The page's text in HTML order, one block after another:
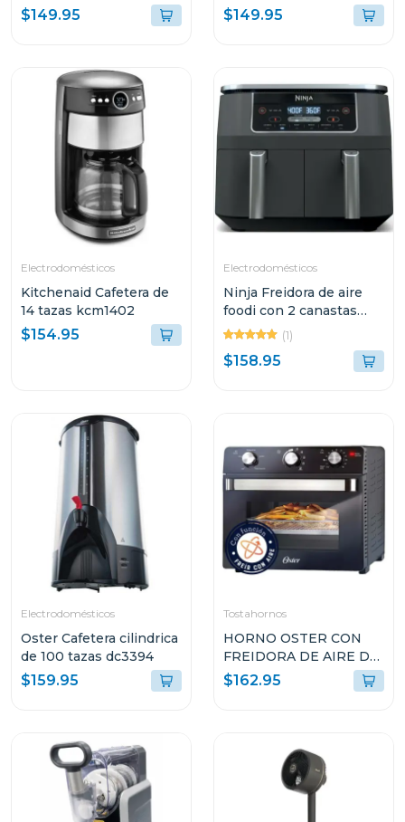
DE COLOR AZUL CON
RECIPIENTE DE
$149.95 $149.95
Electrodomésticos
Kitchenaid Cafetera de
14 tazas kcm1402
$154.95
Electrodomésticos
Ninja Freidora de aire
foodi con 2 canastas
dual zone(1)
$158.95
Electrodomésticos
Oster Cafetera cilindrica
de 100 tazas dc3394
$159.95
Tostahornos
HORNO OSTER CON
FREIDORA DE AIRE DE
22L CON
RECUBRIMIENTO
$162.95